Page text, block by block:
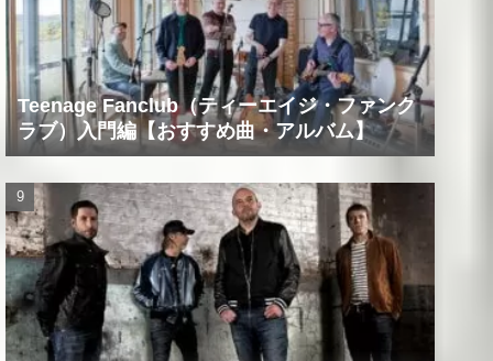
Teenage Fanclub（ティーエイジ・ファンク
ラブ）入門編【おすすめ曲・アルバム】